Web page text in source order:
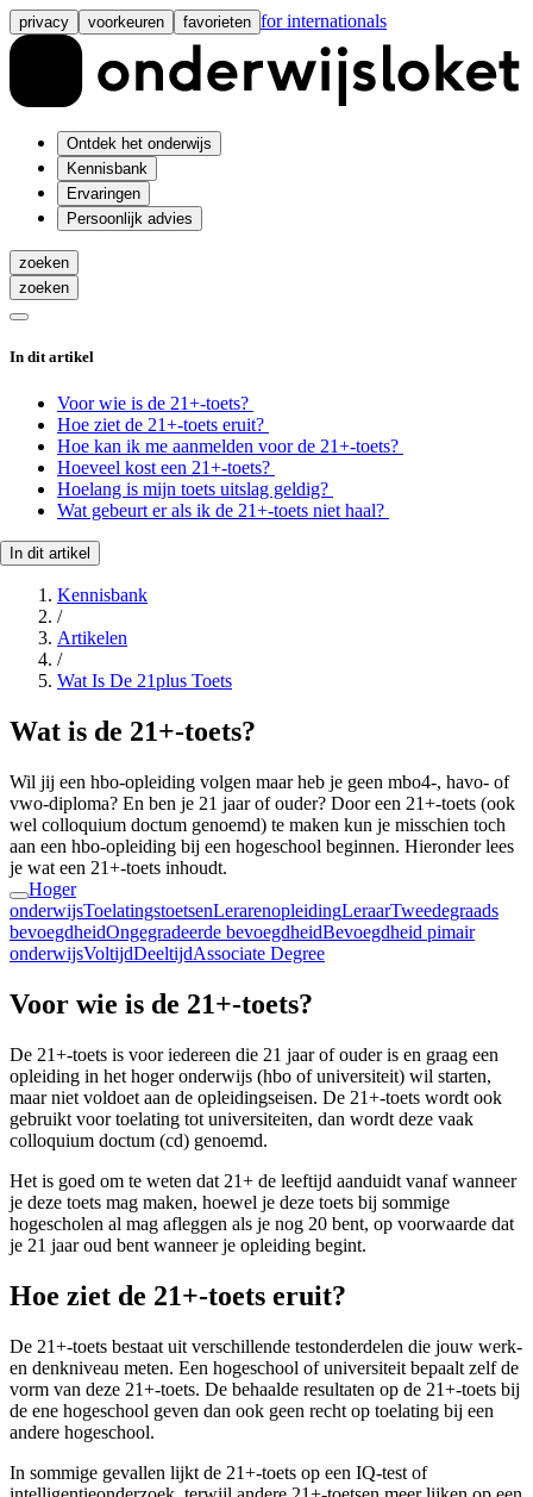
privacy voorkeuren favorieten for internationals
Ontdek het onderwijs
Kennisbank
Ervaringen
Persoonlijk advies
zoeken
zoeken
In dit artikel
Voor wie is de 21+-toets?
Hoe ziet de 21+-toets eruit?
Hoe kan ik me aanmelden voor de 21+-toets?
Hoeveel kost een 21+-toets?
Hoelang is mijn toets uitslag geldig?
Wat gebeurt er als ik de 21+-toets niet haal?
In dit artikel
Kennisbank
/
Artikelen
/
Wat Is De 21plus Toets
Wat is de 21+-toets?
Wil jij een hbo-opleiding volgen maar heb je geen mbo4-, havo- of
vwo-diploma? En ben je 21 jaar of ouder? Door een 21+-toets (ook
wel colloquium doctum genoemd) te maken kun je misschien toch
aan een hbo-opleiding bij een hogeschool beginnen. Hieronder lees
je wat een 21+-toets inhoudt.
Hoger
onderwijsToelatingstoetsenLerarenopleidingLeraarTweedegraads
bevoegdheidOngegradeerde bevoegdheidBevoegdheid pimair
onderwijsVoltijdDeeltijdAssociate Degree
Voor wie is de 21+-toets?
De 21+-toets is voor iedereen die 21 jaar of ouder is en graag een
opleiding in het hoger onderwijs (hbo of universiteit) wil starten,
maar niet voldoet aan de opleidingseisen. De 21+-toets wordt ook
gebruikt voor toelating tot universiteiten, dan wordt deze vaak
colloquium doctum (cd) genoemd.
Het is goed om te weten dat 21+ de leeftijd aanduidt vanaf wanneer
je deze toets mag maken, hoewel je deze toets bij sommige
hogescholen al mag afleggen als je nog 20 bent, op voorwaarde dat
je 21 jaar oud bent wanneer je opleiding begint.
Hoe ziet de 21+-toets eruit?
De 21+-toets bestaat uit verschillende testonderdelen die jouw werk-
en denkniveau meten. Een hogeschool of universiteit bepaalt zelf de
vorm van deze 21+-toets. De behaalde resultaten op de 21+-toets bij
de ene hogeschool geven dan ook geen recht op toelating bij een
andere hogeschool.
In sommige gevallen lijkt de 21+-toets op een IQ-test of